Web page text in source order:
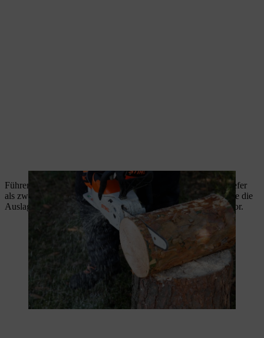
Führen Sie nun vorsichtig zwei Längsschnitte aus, die nicht tiefer
als zwei Drittel des Stammdurchmessers gehen. So bereiten Sie die
Auslagefläche für das Futter der Vogelfutterstation aus Holz vor.